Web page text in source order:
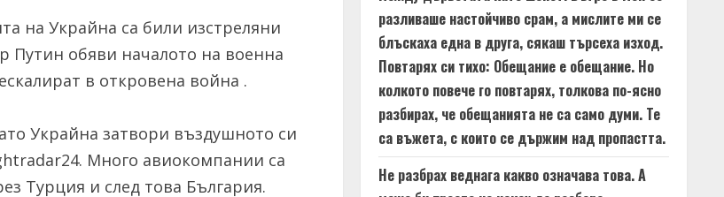
на Украйна са били изстреляни
Путин обяви началото на военна
в откровена война .
Украйна затвори въздушното си
Много авиокомпании са
Турция и след това България.
разливаше настойчиво срам, а мислите ми се
блъскаха една в друга, сякаш търсеха изход.
Повтарях си тихо: Обещание е обещание. Но
колкото повече го повтарях, толкова по-ясно
разбирах, че обещанията не са само думи. Те
са въжета, с които се държим над пропастта.
Не разбрах веднага какво означава това. А